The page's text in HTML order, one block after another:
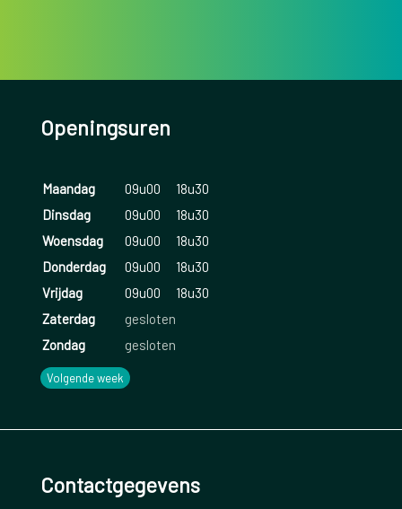
Openingsuren
Maandag 09u00
18u30
Dinsdag
09u00
18u30
Woensdag
09u00
18u30
Donderdag
09u00
18u30
Vrijdag
09u00
18u30
Zaterdag
gesloten
Zondag
gesloten
Volgende week
Contactgegevens